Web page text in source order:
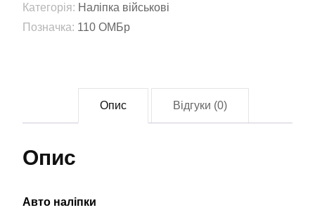
Категорія: Наліпка військові
Позначка: 110 ОМБр
Опис Відгуки (0)
Опис
Авто наліпки